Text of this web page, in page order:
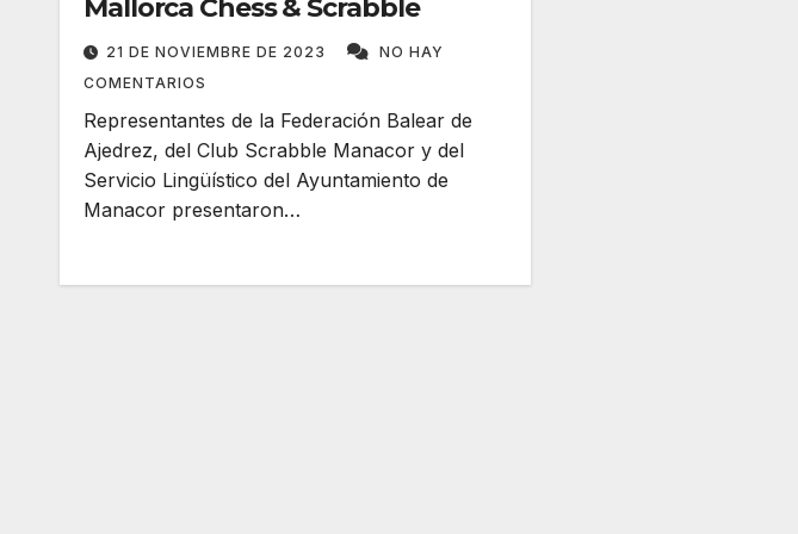
Mallorca Chess & Scrabble
21 DE NOVIEMBRE DE 2023
NO HAY
COMENTARIOS
Representantes de la Federación Balear de
Ajedrez, del Club Scrabble Manacor y del
Servicio Lingüístico del Ayuntamiento de
Manacor presentaron…